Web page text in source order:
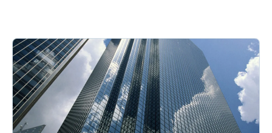
Manifatturiero
Assicurazioni
Telecomunicazioni